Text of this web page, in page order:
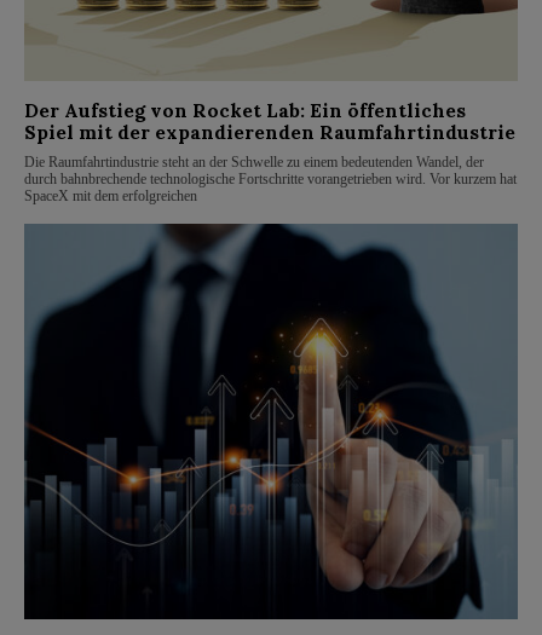
Der Aufstieg von Rocket Lab: Ein öffentliches
Spiel mit der expandierenden Raumfahrtindustrie
Die Raumfahrtindustrie steht an der Schwelle zu einem bedeutenden Wandel, der
durch bahnbrechende technologische Fortschritte vorangetrieben wird. Vor kurzem hat
SpaceX mit dem erfolgreichen